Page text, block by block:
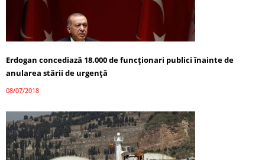
Erdogan concediază 18.000 de funcționari publici înainte de
anularea stării de urgență
08/07/2018